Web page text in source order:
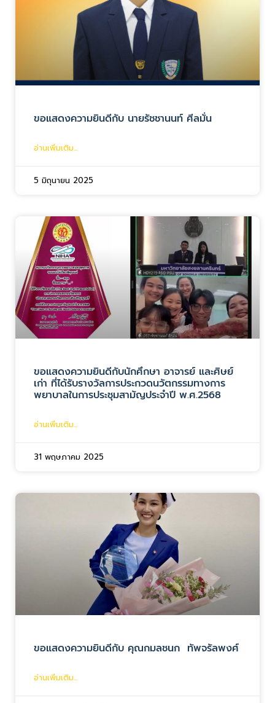
ขอแสดงความยินดีกับ นายรัชชานนท์ ศีลมั่น
อ่านเพิ่มเติม...
5 มิถุนายน 2025
ขอแสดงความยินดีกับนักศึกษา อาจารย์ และศิษย์
เก่า ที่ได้รับรางวัลการประกวดนวัตกรรมทางการ
พยาบาลในการประชุมสามัญประจำปี พ.ศ.2568
อ่านเพิ่มเติม...
31 พฤษภาคม 2025
ขอแสดงความยินดีกับ คุณกมลชนก ทัพจรัลพงศ์
อ่านเพิ่มเติม...